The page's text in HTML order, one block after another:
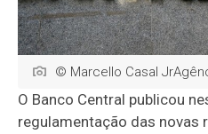
© Marcello Casal
O Banco Central publicou
regulamentação das novas